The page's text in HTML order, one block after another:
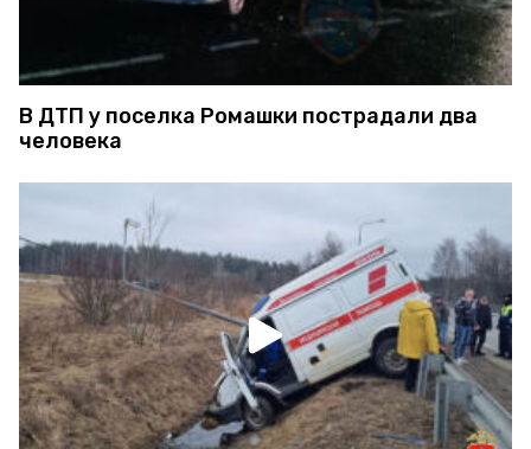
В ДТП у поселка Ромашки пострадали два
человека